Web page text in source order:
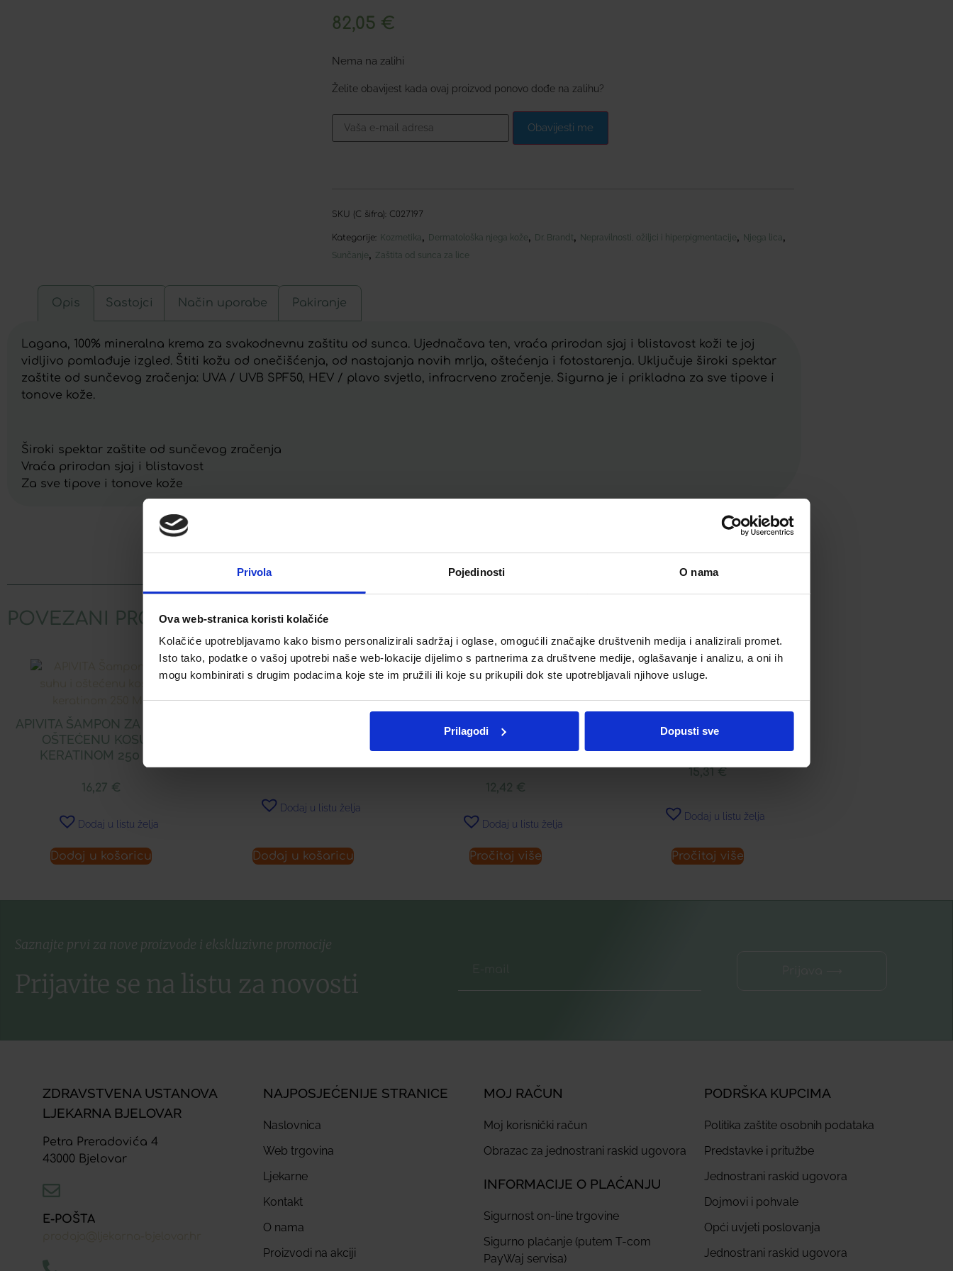
Privola Pojedinosti O nama
Ova web-stranica koristi kolačiće
Kolačiće upotrebljavamo kako bismo personalizirali sadržaj i oglase, omogućili značajke društvenih medija i analizirali promet.
Isto tako, podatke o vašoj upotrebi naše web-lokacije dijelimo s partnerima za društvene medije, oglašavanje i analizu, a oni ih
mogu kombinirati s drugim podacima koje ste im pružili ili koje su prikupili dok ste upotrebljavali njihove usluge.
Prilagodi Dopusti sve
82,05 €
Nema na zalihi
Želite obavijest kada ovaj proizvod ponovo dođe na zalihu?
Obavijesti me
SKU (C šifra): C027197
Kategorije: Kozmetika, Dermatološka njega kože, Dr. Brandt, Nepravilnosti, ožiljci i hiperpigmentacije, Njega lica,
Sunčanje, Zaštita od sunca za lice
Opis Sastojci Način uporabe Pakiranje
Lagana, 100% mineralna krema za svakodnevnu zaštitu od sunca. Ujednačava ten, vraća prirodan sjaj i blistavost koži te joj
vidljivo pomlađuje izgled. Štiti kožu od onečišćenja, od nastajanja novih mrlja, oštećenja i fotostarenja. Uključuje široki spektar
zaštite od sunčevog zračenja: UVA / UVB SPF50, HEV / plavo svjetlo, infracrveno zračenje. Sigurna je i prikladna za sve tipove i
tonove kože.
Široki spektar zaštite od sunčevog zračenja
Vraća prirodan sjaj i blistavost
Za sve tipove i tonove kože
POVEZANI PROIZVODI
APIVITA ŠAMPON ZA SUHU I
OŠTEĆENU KOSU S
KERATINOM 250 ML
16,27 €
Dodaj u listu želja
Dodaj u košaricu
Dodaj u listu želja
Dodaj u košaricu
APIVITA NJEŽNI ČISTAČ ZA
UKLANJANJE ŠMINKE ZA
PODRUČJE OKO OČIJU
12,42 €
Dodaj u listu želja
Pročitaj više
APIVITA TONIK ZA ČIŠĆENJE
LICA S LAVANDOM I MEDOM
15,31 €
Dodaj u listu želja
Pročitaj više
Saznajte prvi za nove proizvode i ekskluzivne promocije
Prijavite se na listu za novosti
ZDRAVSTVENA USTANOVA
LJEKARNA BJELOVAR
Petra Preradovića 4
43000 Bjelovar
E-POŠTA
NAJPOSJEĆENIJE STRANICE
Naslovnica
Web trgovina
Ljekarne
Kontakt
O nama
Proizvodi na akciji
MOJ RAČUN
Moj korisnički račun
Obrazac za jednostrani raskid ugovora
INFORMACIJE O PLAĆANJU
Sigurnost on-line trgovine
Sigurno plaćanje (putem T-com
PayWaj servisa)
PODRŠKA KUPCIMA
Politika zaštite osobnih podataka
Predstavke i pritužbe
Jednostrani raskid ugovora
Dojmovi i pohvale
Opći uvjeti poslovanja
Jednostrani raskid ugovora